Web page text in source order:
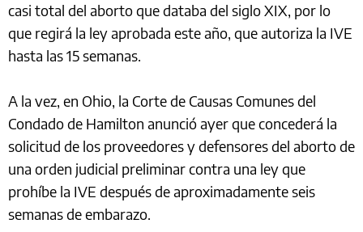
casi total del aborto que databa del siglo XIX, por lo
que regirá la ley aprobada este año, que autoriza la IVE
hasta las 15 semanas.
A la vez, en Ohio, la Corte de Causas Comunes del
Condado de Hamilton anunció ayer que concederá la
solicitud de los proveedores y defensores del aborto de
una orden judicial preliminar contra una ley que
prohíbe la IVE después de aproximadamente seis
semanas de embarazo.